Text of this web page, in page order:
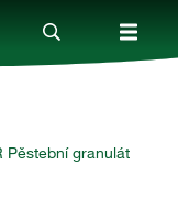
Pěstební granulát